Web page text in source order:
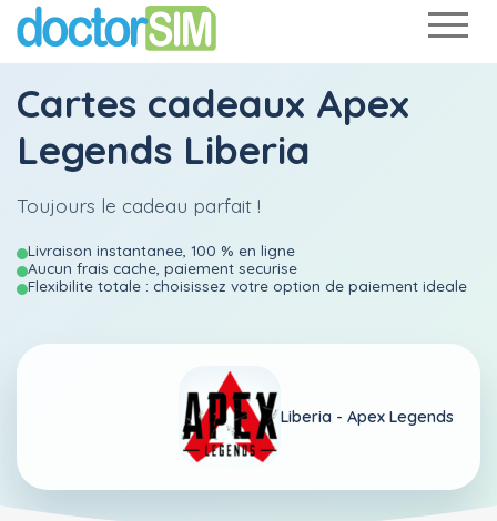
Cartes cadeaux Apex
Legends Liberia
Toujours le cadeau parfait !
Livraison instantanee, 100 % en ligne
Aucun frais cache, paiement securise
Flexibilite totale : choisissez votre option de paiement ideale
Liberia - Apex Legends